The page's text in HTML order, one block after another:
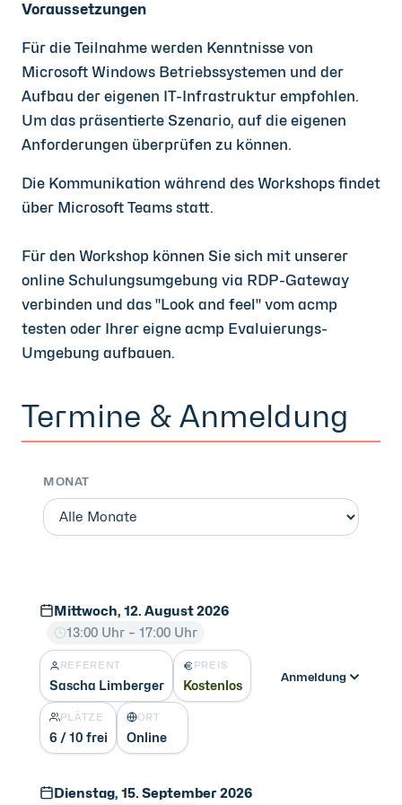
Voraussetzungen
Für die Teilnahme werden Kenntnisse von
Microsoft Windows Betriebssystemen und der
Aufbau der eigenen IT-Infrastruktur empfohlen.
Um das präsentierte Szenario, auf die eigenen
Anforderungen überprüfen zu können.
Die Kommunikation während des Workshops findet
über Microsoft Teams statt.
Für den Workshop können Sie sich mit unserer
online Schulungsumgebung via RDP-Gateway
verbinden und das "Look and feel" vom acmp
testen oder Ihrer eigne acmp Evaluierungs-
Umgebung aufbauen.
Termine & Anmeldung
MONAT
Mittwoch, 12. August 2026
13:00 Uhr – 17:00 Uhr
REFERENT
Sascha Limberger
PREIS
Kostenlos
PLÄTZE
6 / 10 frei
ORT
Online
Anmeldung
Dienstag, 15. September 2026